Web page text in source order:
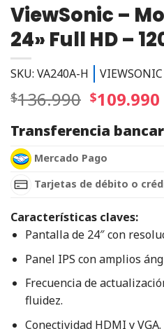
ViewSonic –
24» Full HD –
SKU: VA240A-H VIEWSONIC
$136.990 $109.990
Transferencia
Mercado Pago
Tarjetas de débito o
Características claves:
Pantalla de 24″ con
Panel IPS con amplios
Frecuencia de
fluidez.
Conectividad HDMI y VGA.